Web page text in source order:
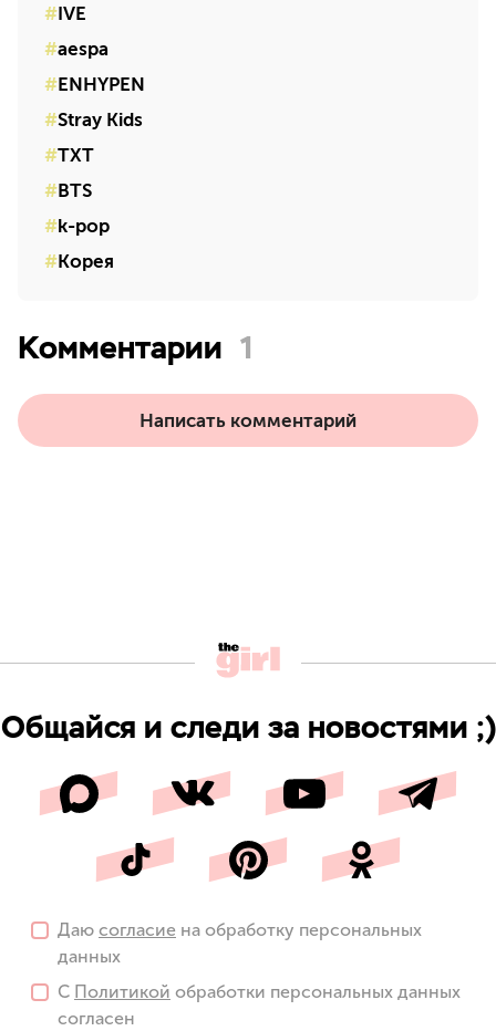
IVE
aespa
ENHYPEN
Stray Kids
TXT
BTS
k-pop
Корея
Комментарии 1
Написать комментарий
Общайся и следи за новостями ;)
Даю согласие на обработку персональных
данных
С Политикой обработки персональных данных
согласен